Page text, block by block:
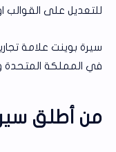
للتعديل على القوالب
في المملكة المتحدة وويلز
من أطلق